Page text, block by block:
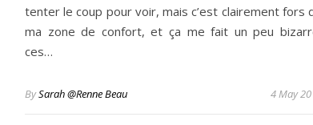
tenter le coup pour voir, mais c’est clairement fors
ma zone de confort, et ça me fait un peu
ces…
BySarah @Renne Beau 4 May